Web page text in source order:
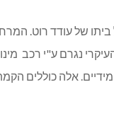
סובל מתופעה זו כבר 5 שנים.
אלה